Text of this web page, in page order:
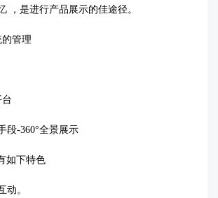
，是进行产品展示的佳途径。
管理
段-360°全景展示
如下特色
动 。